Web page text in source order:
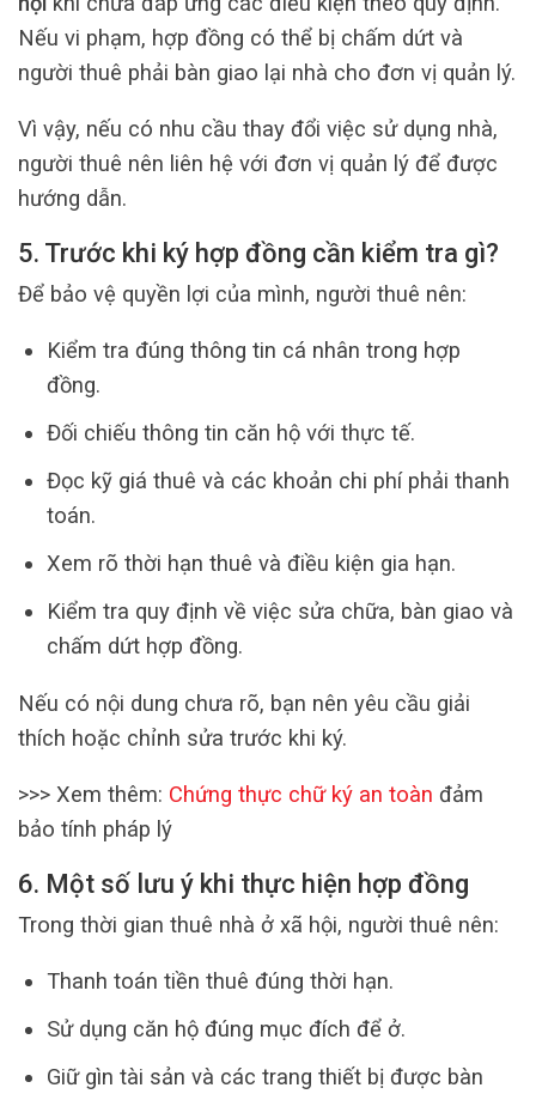
Nếu vi phạm, hợp đồng có thể bị chấm dứt và
người thuê phải bàn giao lại nhà cho đơn vị quản lý.
Vì vậy, nếu có nhu cầu thay đổi việc sử dụng nhà,
người thuê nên liên hệ với đơn vị quản lý để được
hướng dẫn.
5. Trước khi ký hợp đồng cần kiểm tra gì?
Để bảo vệ quyền lợi của mình, người thuê nên:
Kiểm tra đúng thông tin cá nhân trong hợp
đồng.
Đối chiếu thông tin căn hộ với thực tế.
Đọc kỹ giá thuê và các khoản chi phí phải thanh
toán.
Xem rõ thời hạn thuê và điều kiện gia hạn.
Kiểm tra quy định về việc sửa chữa, bàn giao và
chấm dứt hợp đồng.
Nếu có nội dung chưa rõ, bạn nên yêu cầu giải
thích hoặc chỉnh sửa trước khi ký.
>>> Xem thêm: Chứng thực chữ ký an toàn đảm
bảo tính pháp lý
6. Một số lưu ý khi thực hiện hợp đồng
Trong thời gian thuê nhà ở xã hội, người thuê nên:
Thanh toán tiền thuê đúng thời hạn.
Sử dụng căn hộ đúng mục đích để ở.
Giữ gìn tài sản và các trang thiết bị được bàn